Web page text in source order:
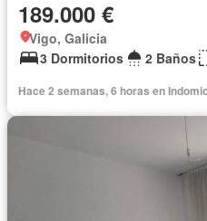
189.000 €
Vigo, Galicia
3 Dormitorios
2 Baños
Hace 2 semanas, 6 horas en